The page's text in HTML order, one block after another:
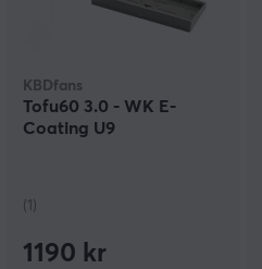
KBDfans
Tofu60 3.0 - WK E-
Coating U9
(1)
1190 kr